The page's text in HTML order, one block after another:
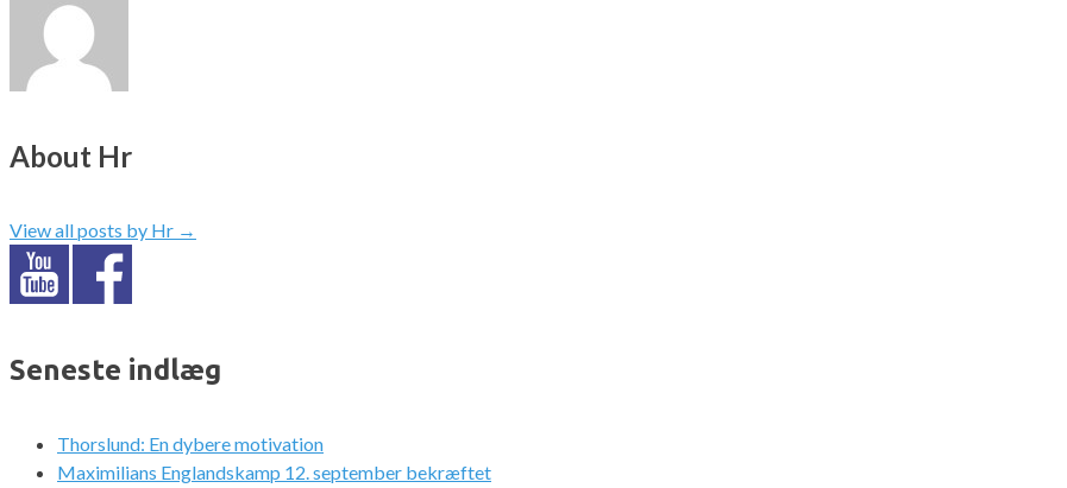
About Hr
View all posts by Hr →
Seneste indlæg
Thorslund: En dybere motivation
Maximilians Englandskamp 12. september bekræftet